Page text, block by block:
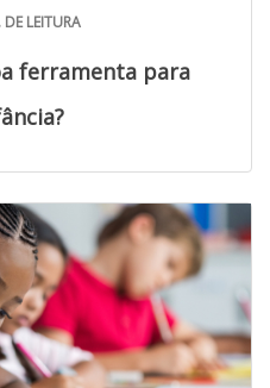
LEITURA
ferramenta para